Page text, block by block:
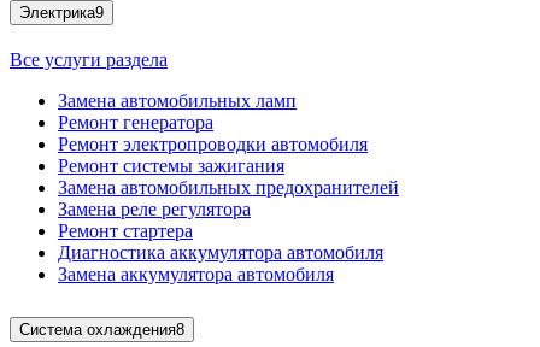
Электрика9
Все услуги раздела
Замена автомобильных ламп
Ремонт генератора
Ремонт электропроводки автомобиля
Ремонт системы зажигания
Замена автомобильных предохранителей
Замена реле регулятора
Ремонт стартера
Диагностика аккумулятора автомобиля
Замена аккумулятора автомобиля
Система охлаждения8